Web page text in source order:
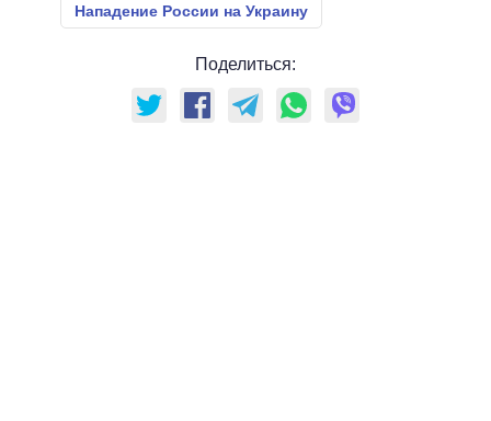
Нападение России на Украину
Поделиться: